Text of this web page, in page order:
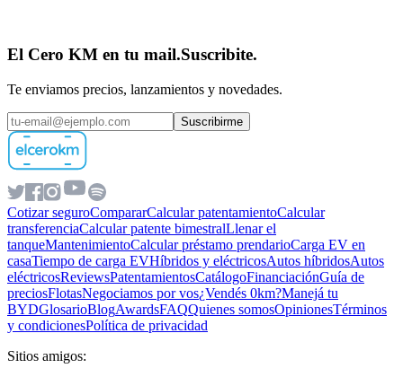
El Cero KM en tu mail.Suscribite.
Te enviamos precios, lanzamientos y novedades.
Suscribirme
Cotizar seguroCompararCalcular patentamientoCalcular
transferenciaCalcular patente bimestralLlenar el
tanqueMantenimientoCalcular préstamo prendarioCarga EV en
casaTiempo de carga EVHíbridos y eléctricosAutos híbridosAutos
eléctricosReviewsPatentamientosCatálogoFinanciaciónGuía de
preciosFlotasNegociamos por vos¿Vendés 0km?Manejá tu
BYDGlosarioBlogAwardsFAQQuienes somosOpinionesTérminos
y condicionesPolítica de privacidad
Sitios amigos: